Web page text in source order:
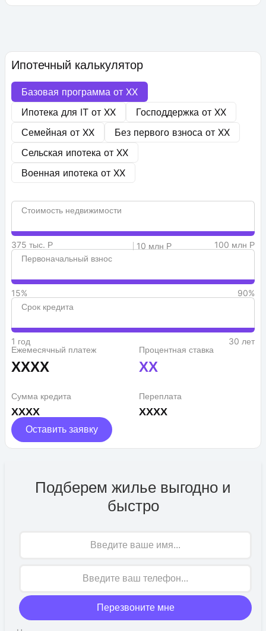
Ипотечный калькулятор
Базовая программа от XX
Ипотека для IT от XX Господдержка от XX
Семейная от XX Без первого взноса от XX
Сельская ипотека от XX
Военная ипотека от XX
Стоимость недвижимости
375 тыс. Р 10 млн Р
100 млн Р
Первоначальный взнос
15%
90%
Срок кредита
1 год
30 лет
Ежемесячный платеж
XXXX
Процентная ставка
XX
Сумма кредита
XXXX
Переплата
XXXX
Оставить заявку
Подберем жилье выгодно и
быстро
Перезвоните мне